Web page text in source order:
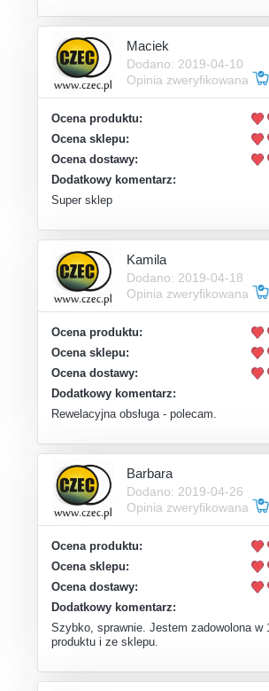
Maciek
Dodano: 2019-04-10
Opinia zweryfikowana
Ocena produktu:
Ocena sklepu:
Ocena dostawy:
Dodatkowy komentarz:
Super sklep
Kamila
Dodano: 2019-04-18
Opinia zweryfikowana
Ocena produktu:
Ocena sklepu:
Ocena dostawy:
Dodatkowy komentarz:
Rewelacyjna obsługa - polecam.
Barbara
Dodano: 2019-04-26
Opinia zweryfikowana
Ocena produktu:
Ocena sklepu:
Ocena dostawy:
Dodatkowy komentarz:
Szybko, sprawnie. Jestem zadowolona w
produktu i ze sklepu.